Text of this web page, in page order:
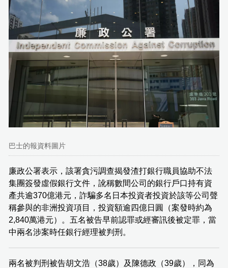
巴士的報資料圖片
廉政公署表示，該署貪污調查揭發渣打銀行職員協助不法
集團簽發虛假銀行文件，訛稱數間公司的銀行戶口持有資
產共逾370億港元，詐騙多名日本投資者投資於該等公司聲
稱參與的非洲投資項目，投資額逾四億日圓（案發時約為
2,840萬港元）。五名被告早前認罪或經審訊後被定罪，當
中兩名涉案時任銀行經理被判刑。
兩名被判刑被告胡文浩（38歲）及陳德政（39歲），同為